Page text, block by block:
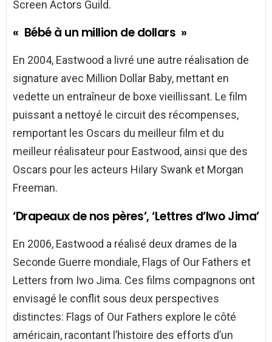
Screen Actors Guild.
« Bébé à un million de dollars »
En 2004, Eastwood a livré une autre réalisation de
signature avec Million Dollar Baby, mettant en
vedette un entraîneur de boxe vieillissant. Le film
puissant a nettoyé le circuit des récompenses,
remportant les Oscars du meilleur film et du
meilleur réalisateur pour Eastwood, ainsi que des
Oscars pour les acteurs Hilary Swank et Morgan
Freeman.
‘Drapeaux de nos pères’, ‘Lettres d’Iwo Jima’
En 2006, Eastwood a réalisé deux drames de la
Seconde Guerre mondiale, Flags of Our Fathers et
Letters from Iwo Jima. Ces films compagnons ont
envisagé le conflit sous deux perspectives
distinctes: Flags of Our Fathers explore le côté
américain, racontant l’histoire des efforts d’un